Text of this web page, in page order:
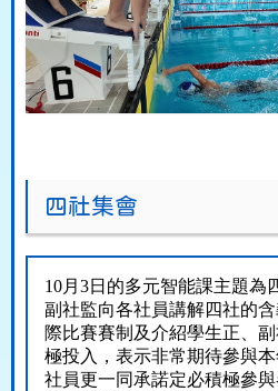
四社集會
10月 3日的多元智能課主題為
副社監向各社員講解四社的
際比賽賽制及介紹學生正、
極投入，表示非常期待參與
社員更一同承諾定必積極參